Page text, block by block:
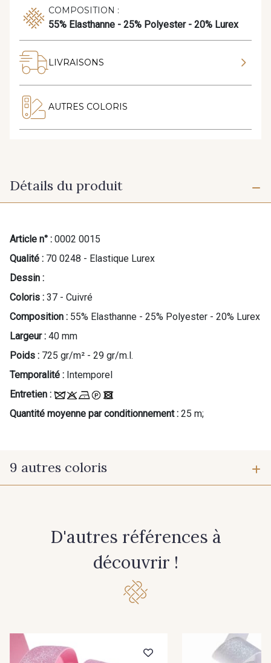
COMPOSITION :
55% Elasthanne - 25% Polyester - 20% Lurex
LIVRAISONS
AUTRES COLORIS
Détails du produit
Article n° : 0002 0015
Qualité : 70 0248 - Elastique Lurex
Dessin :
Coloris : 37 - Cuivré
Composition : 55% Elasthanne - 25% Polyester - 20% Lurex
Largeur : 40 mm
Poids : 725 gr/m² - 29 gr/m.l.
Temporalité : Intemporel
Entretien :
Quantité moyenne par conditionnement : 25 m;
9 autres coloris
D'autres références à
découvrir !